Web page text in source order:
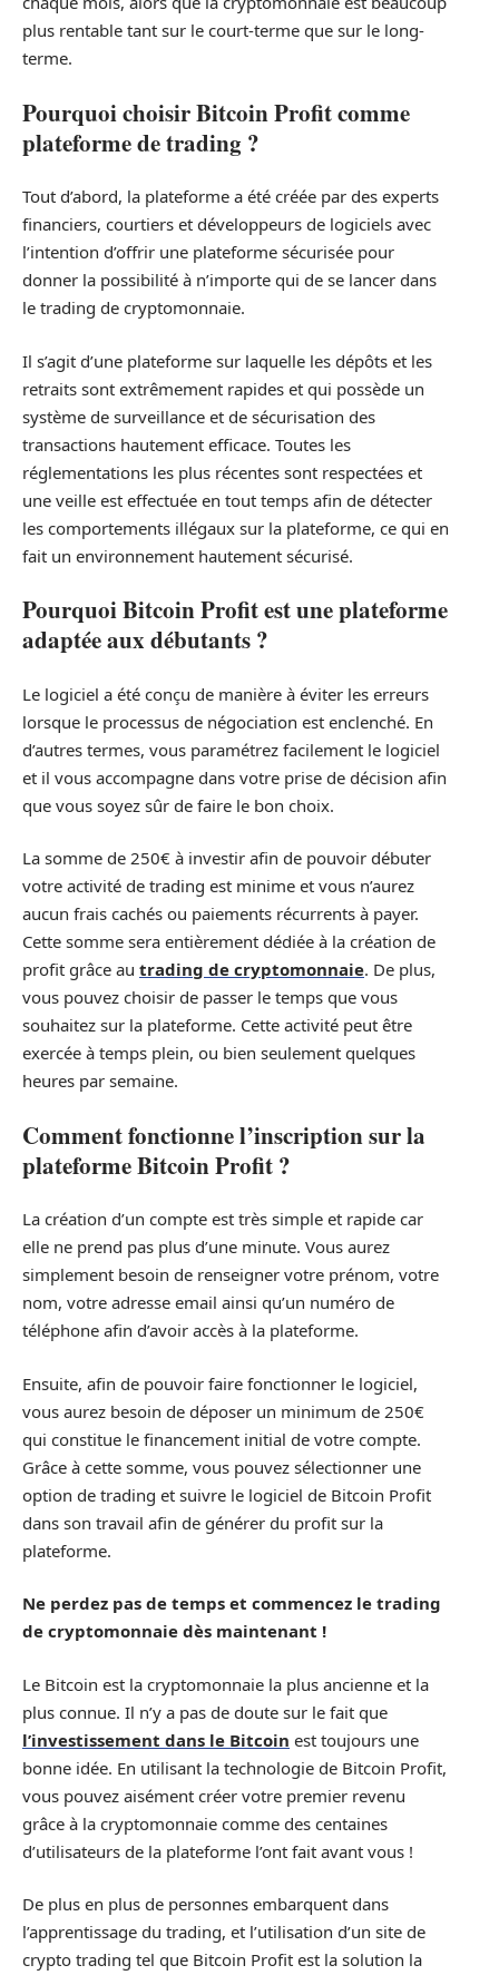
plus rentable tant sur le court-terme que sur le long-
terme.
Pourquoi choisir Bitcoin Profit comme
plateforme de trading ?
Tout d’abord, la plateforme a été créée par des experts
financiers, courtiers et développeurs de logiciels avec
l’intention d’offrir une plateforme sécurisée pour
donner la possibilité à n’importe qui de se lancer dans
le trading de cryptomonnaie.
Il s’agit d’une plateforme sur laquelle les dépôts et les
retraits sont extrêmement rapides et qui possède un
système de surveillance et de sécurisation des
transactions hautement efficace. Toutes les
réglementations les plus récentes sont respectées et
une veille est effectuée en tout temps afin de détecter
les comportements illégaux sur la plateforme, ce qui en
fait un environnement hautement sécurisé.
Pourquoi Bitcoin Profit est une plateforme
adaptée aux débutants ?
Le logiciel a été conçu de manière à éviter les erreurs
lorsque le processus de négociation est enclenché. En
d’autres termes, vous paramétrez facilement le logiciel
et il vous accompagne dans votre prise de décision afin
que vous soyez sûr de faire le bon choix.
La somme de 250€ à investir afin de pouvoir débuter
votre activité de trading est minime et vous n’aurez
aucun frais cachés ou paiements récurrents à payer.
Cette somme sera entièrement dédiée à la création de
profit grâce au trading de cryptomonnaie. De plus,
vous pouvez choisir de passer le temps que vous
souhaitez sur la plateforme. Cette activité peut être
exercée à temps plein, ou bien seulement quelques
heures par semaine.
Comment fonctionne l’inscription sur la
plateforme Bitcoin Profit ?
La création d’un compte est très simple et rapide car
elle ne prend pas plus d’une minute. Vous aurez
simplement besoin de renseigner votre prénom, votre
nom, votre adresse email ainsi qu’un numéro de
téléphone afin d’avoir accès à la plateforme.
Ensuite, afin de pouvoir faire fonctionner le logiciel,
vous aurez besoin de déposer un minimum de 250€
qui constitue le financement initial de votre compte.
Grâce à cette somme, vous pouvez sélectionner une
option de trading et suivre le logiciel de Bitcoin Profit
dans son travail afin de générer du profit sur la
plateforme.
Ne perdez pas de temps et commencez le trading
de cryptomonnaie dès maintenant !
Le Bitcoin est la cryptomonnaie la plus ancienne et la
plus connue. Il n’y a pas de doute sur le fait que
l’investissement dans le Bitcoin est toujours une
bonne idée. En utilisant la technologie de Bitcoin Profit,
vous pouvez aisément créer votre premier revenu
grâce à la cryptomonnaie comme des centaines
d’utilisateurs de la plateforme l’ont fait avant vous !
De plus en plus de personnes embarquent dans
l’apprentissage du trading, et l’utilisation d’un site de
crypto trading tel que Bitcoin Profit est la solution la